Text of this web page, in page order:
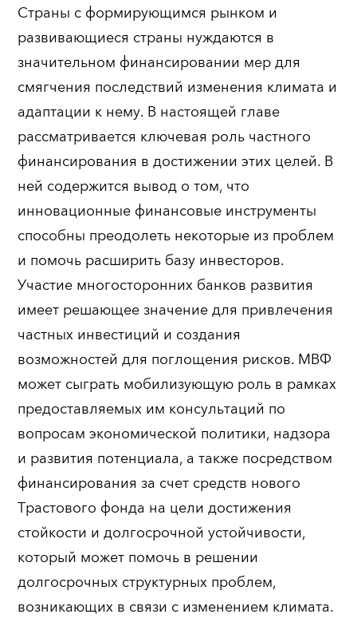
Страны с формирующимся рынком и
развивающиеся страны нуждаются в
значительном финансировании мер для
смягчения последствий изменения климата и
адаптации к нему. В настоящей главе
рассматривается ключевая роль частного
финансирования в достижении этих целей. В
ней содержится вывод о том, что
инновационные финансовые инструменты
способны преодолеть некоторые из проблем
и помочь расширить базу инвесторов.
Участие многосторонних банков развития
имеет решающее значение для привлечения
частных инвестиций и создания
возможностей для поглощения рисков. МВФ
может сыграть мобилизующую роль в рамках
предоставляемых им консультаций по
вопросам экономической политики, надзора
и развития потенциала, а также посредством
финансирования за счет средств нового
Трастового фонда на цели достижения
стойкости и долгосрочной устойчивости,
который может помочь в решении
долгосрочных структурных проблем,
возникающих в связи с изменением климата.